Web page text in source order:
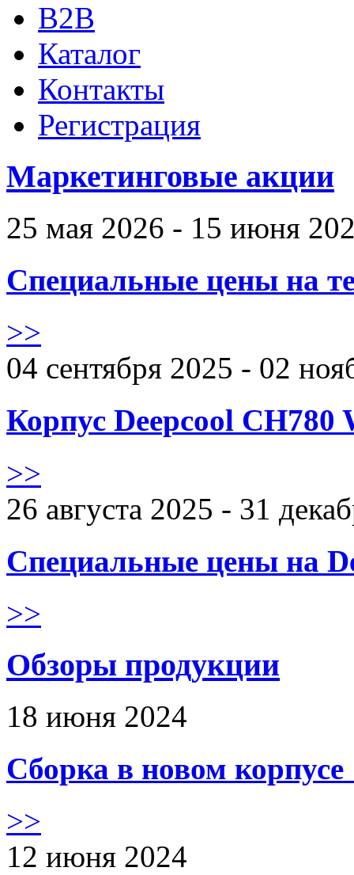
B2B
Каталог
Контакты
Регистрация
Маркетинговые акции
25 мая 2026 - 15 июня
Специальные цены на
>>
04 сентября 2025 - 02
Корпус Deepcool CH780
>>
26 августа 2025 - 31
Специальные цены на
>>
Обзоры продукции
18 июня 2024
Сборка в новом
>>
12 июня 2024